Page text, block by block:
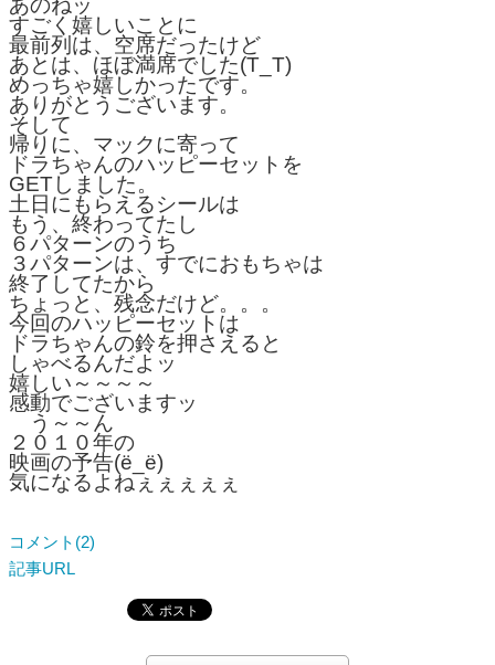
あのねッ
すごく嬉しいことに
最前列は、空席だったけど
あとは、ほぼ満席でした(T_T)
めっちゃ嬉しかったです。
ありがとうございます。
そして
帰りに、マックに寄って
ドラちゃんのハッピーセットを
GETしました。
土日にもらえるシールは
もう、終わってたし
６パターンのうち
３パターンは、すでにおもちゃは
終了してたから
ちょっと、残念だけど。。。
今回のハッピーセットは
ドラちゃんの鈴を押さえると
しゃべるんだよッ
嬉しい～～～～
感動でございますッ
う～～ん
２０１０年の
映画の予告(ё_ё)
気になるよねぇぇぇぇぇ
コメント(2)
記事URL